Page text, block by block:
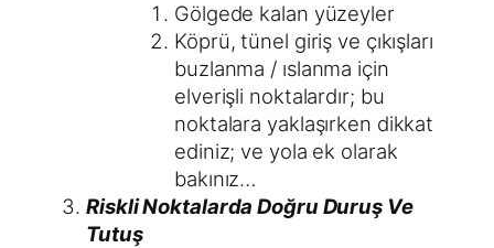
Gölgede kalan yüzeyler
Köprü, tünel giriş ve çıkışları
buzlanma / ıslanma için
elverişli noktalardır; bu
noktalara yaklaşırken dikkat
ediniz; ve yola ek olarak
bakınız…
Riskli Noktalarda Doğru Duruş Ve
Tutuş